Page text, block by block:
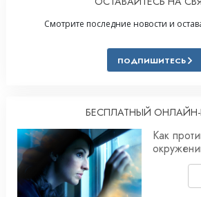
Смотрите последние новости и
ПОДПИШИТЕСЬ
БЕСПЛАТНЫЙ ОНЛАЙН-
Как